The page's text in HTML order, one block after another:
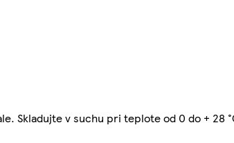
Skladujte v suchu pri teplote od 0 do + 28